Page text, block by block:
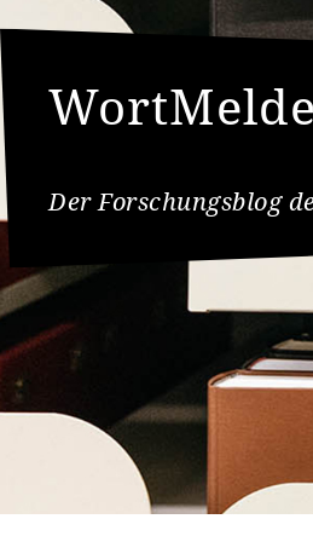
Der Forschungsblog